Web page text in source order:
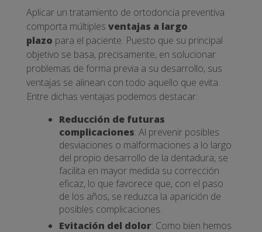
Aplicar un tratamiento de ortodoncia preventiva
comporta múltiples ventajas a largo
plazo para el paciente. Puesto que su principal
objetivo se basa, precisamente, en solucionar
problemas de forma previa a su desarrollo, sus
ventajas se alinean con todo aquello que evita.
Entre dichas ventajas podemos destacar:
Reducción de futuras
complicaciones: Al prevenir posibles
desviaciones o malformaciones a lo largo
del propio desarrollo de la dentadura, se
facilita en mayor medida su corrección
eficaz, lo que favorece que, con el paso
de los años, se reduzca la aparición de
posibles complicaciones.
Evitación del dolor: Como bien hemos